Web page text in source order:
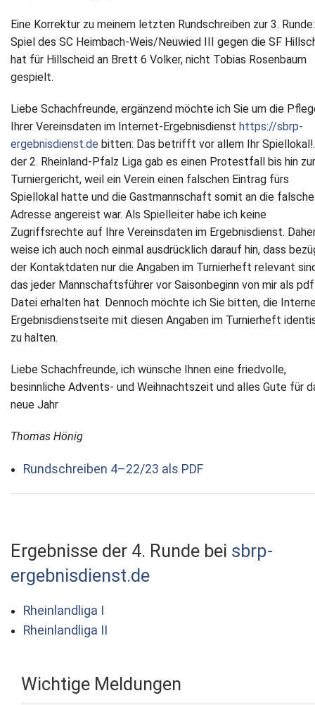
Eine Korrektur zu meinem letzten Rundschreiben zur 3.
Spiel des SC Heimbach-Weis/Neuwied III gegen die SF
hat für Hillscheid an Brett 6 Volker, nicht Tobias Rosenbaum
gespielt.
Liebe Schachfreunde, ergänzend möchte ich Sie um die
Ihrer Vereinsdaten im Internet-Ergebnisdienst https://sbrp-
ergebnisdienst.de bitten: Das betrifft vor allem Ihr
der 2. Rheinland-Pfalz Liga gab es einen Protestfall bis hin
Turniergericht, weil ein Verein einen falschen Eintrag fürs
Spiellokal hatte und die Gastmannschaft somit an die falsche
Adresse angereist war. Als Spielleiter habe ich keine
Zugriffsrechte auf Ihre Vereinsdaten im Ergebnisdienst.
weise ich auch noch einmal ausdrücklich darauf hin, dass
der Kontaktdaten nur die Angaben im Turnierheft relevant
das jeder Mannschaftsführer vor Saisonbeginn von mir als
Datei erhalten hat. Dennoch möchte ich Sie bitten, die
Ergebnisdienstseite mit diesen Angaben im Turnierheft
zu halten.
Liebe Schachfreunde, ich wünsche Ihnen eine friedvolle,
besinnliche Advents- und Weihnachtszeit und alles Gute für
neue Jahr
Thomas Hönig
Rundschreiben 4–22/23 als PDF
Ergebnisse der 4. Runde bei sbrp-
ergebnisdienst.de
Rheinlandliga I
Rheinlandliga II
Wichtige Meldungen